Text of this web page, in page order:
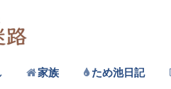
家族 ため池日記